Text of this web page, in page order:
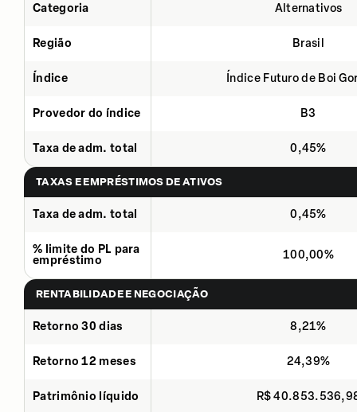
Categoria Alternativos
Região Brasil
Índice Índice Futuro de Boi
Provedor do índice B3
Taxa de adm. total 0,45%
TAXAS E EMPRÉSTIMOS DE ATIVOS
Taxa de adm. total 0,45%
% limite do PL para
empréstimo
100,00%
RENTABILIDADE E NEGOCIAÇÃO
Retorno 30 dias 8,21%
Retorno 12 meses 24,39%
Patrimônio líquido R$